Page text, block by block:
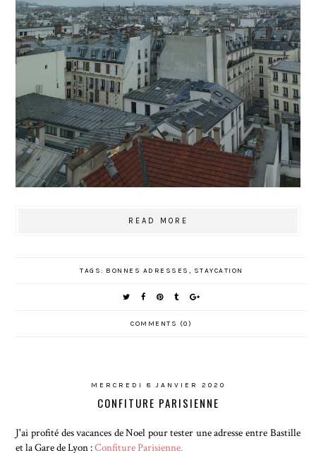
READ MORE
TAGS: BONNES ADRESSES , STAYCATION
COMMENTS (0)
MERCREDI 8 JANVIER 2020
CONFITURE PARISIENNE
J'ai profité des vacances de Noel pour tester une adresse entre Bastille
et la Gare de Lyon :Confiture Parisienne.